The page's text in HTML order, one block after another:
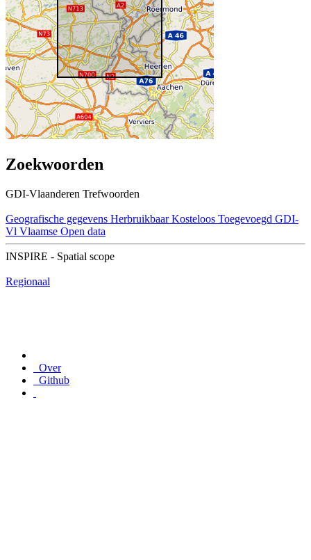
Zoekwoorden
GDI-Vlaanderen Trefwoorden
Geografische gegevens Herbruikbaar Kosteloos Toegevoegd GDI-
Vl Vlaamse Open data
INSPIRE - Spatial scope
Regionaal
Over
Github